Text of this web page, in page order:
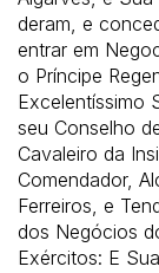
deram, e
entrar em
o Príncipe
Excelentíssimo
seu Conselho
Cavaleiro da
Comendador,
Ferreiros, e
dos Negócios
Exércitos: E